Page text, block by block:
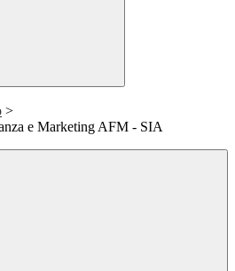
>
e Marketing AFM - SIA